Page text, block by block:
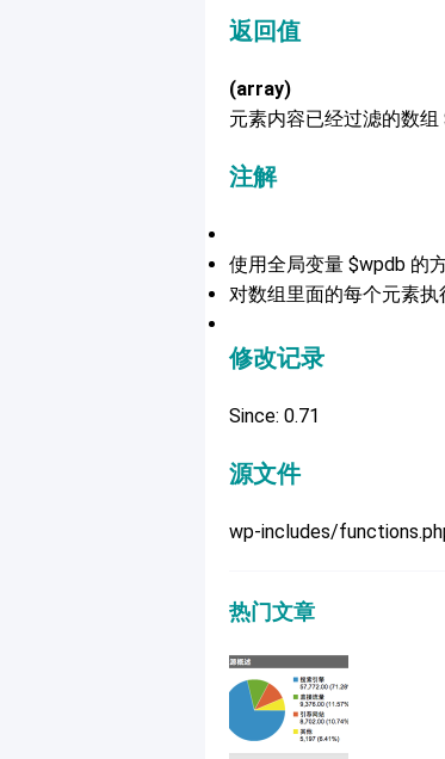
返回值
(array)
元素内容已经过滤的数组
注解
使用全局变量 $wpdb 的
对数组里面的每个元素执
修改记录
Since: 0.71
源文件
wp-includes/
热门文章